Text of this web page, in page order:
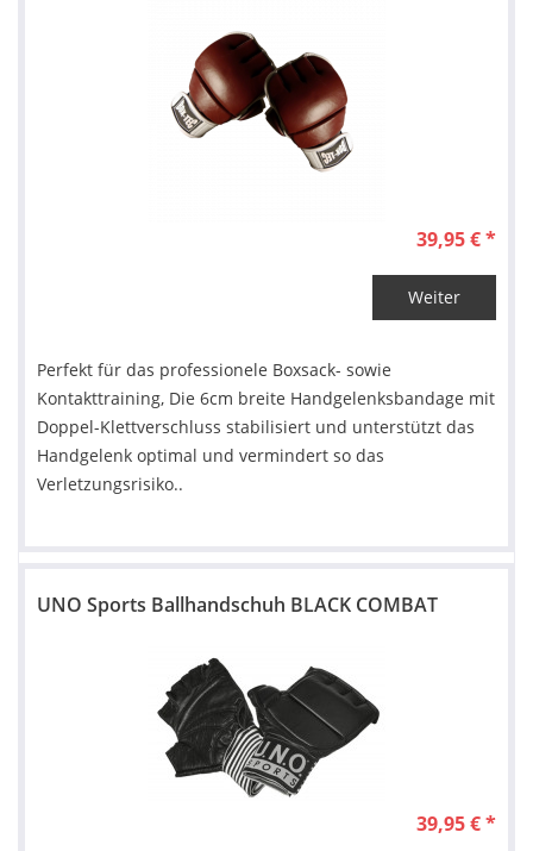
39,95 € *
Weiter
Perfekt für das professionele Boxsack- sowie
Kontakttraining, Die 6cm breite Handgelenksbandage mit
Doppel-Klettverschluss stabilisiert und unterstützt das
Handgelenk optimal und vermindert so das
Verletzungsrisiko..
UNO Sports Ballhandschuh BLACK COMBAT
39,95 € *